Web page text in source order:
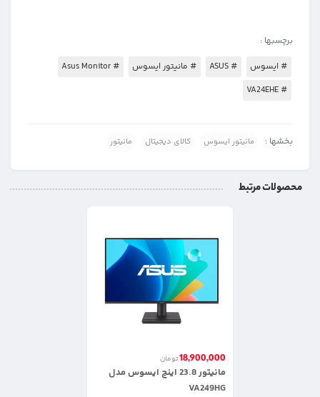
برچسبها :
# ایسوس # ASUS # مانیتور ایسوس
# Asus Monitor
# VA24EHE
بخشها : مانیتور ایسوس کالای دیجیتال مانیتور
محصولات مرتبط
18,900,000تومان
مانیتور 23.8 اینچ ایسوس مدل
VA249HG